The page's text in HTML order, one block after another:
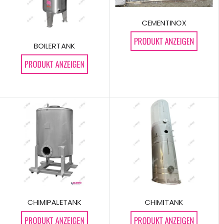
BOILERTANK
PRODUKT ANZEIGEN
CEMENTINOX
PRODUKT ANZEIGEN
CHIMIPALETANK
PRODUKT ANZEIGEN
CHIMITANK
PRODUKT ANZEIGEN